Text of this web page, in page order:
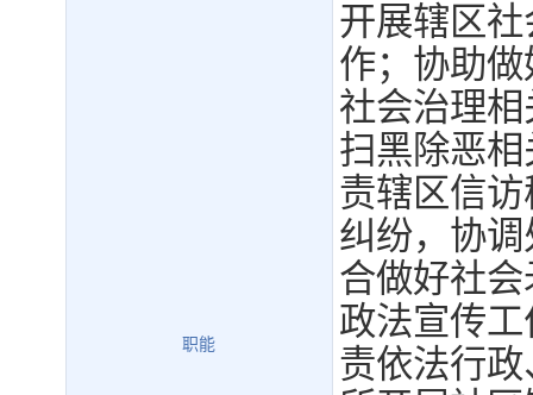
职能
开展辖区
作；协助
社会治理
扫黑除恶
责辖区信
纠纷，协
合做好社
政法宣传
责依法行